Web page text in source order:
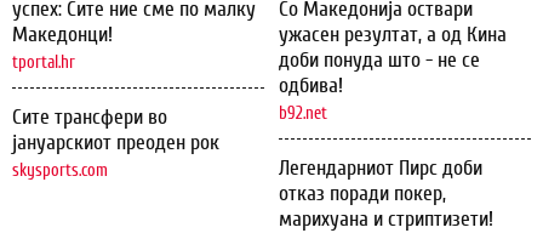
успех: Сите ние сме по малку
Македонци!
tportal.hr
Сите трансфери во
јануарскиот преоден рок
skysports.com
Со Македонија оствари
ужасен резултат, а од Кина
доби понуда што - не се
одбива!
b92.net
Легендарниот Пирс доби
отказ поради покер,
марихуана и стриптизети!